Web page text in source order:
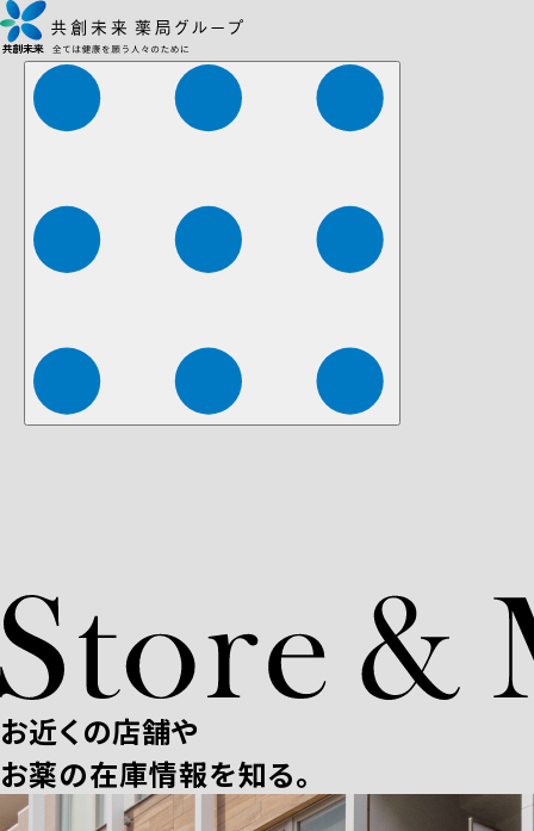
株式会社ファーマみらい 株式会社ストレチア
お近くの店舗や
お薬の在庫情報を知る。